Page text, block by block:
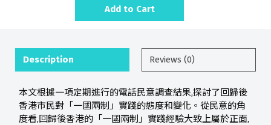
Add to Cart
Description Reviews (0)
本文根據一項定期進行的電話民意調查結果,探討了回歸後
香港市民對「一國兩制」實踐的態度和變化。從民意的角
度看,回歸後香港的「一國兩制」實踐經驗大致上屬於正面,